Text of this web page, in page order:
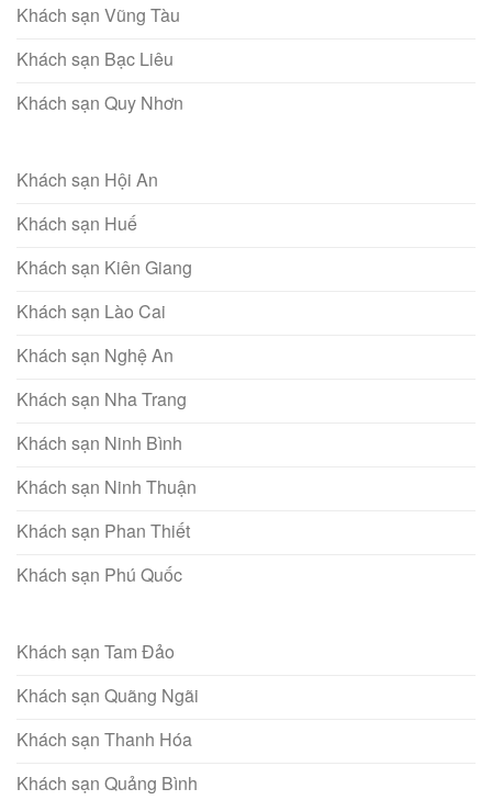
Khách sạn Vũng Tàu
Khách sạn Bạc Liêu
Khách sạn Quy Nhơn
Khách sạn Hội An
Khách sạn Huế
Khách sạn Kiên Giang
Khách sạn Lào Cai
Khách sạn Nghệ An
Khách sạn Nha Trang
Khách sạn Ninh Bình
Khách sạn Ninh Thuận
Khách sạn Phan Thiết
Khách sạn Phú Quốc
Khách sạn Tam Đảo
Khách sạn Quãng Ngãi
Khách sạn Thanh Hóa
Khách sạn Quảng Bình